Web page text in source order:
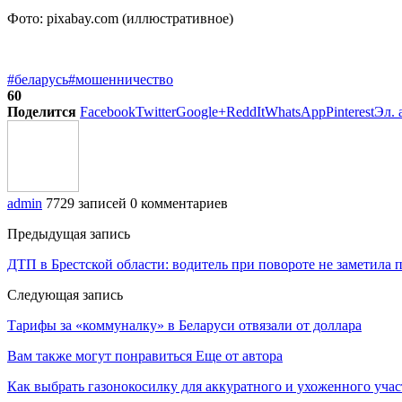
Фото: pixabay.com (иллюстративное)
#беларусь#мошенничество
60
Поделится FacebookTwitterGoogle+ReddItWhatsAppPinterestЭл.
admin 7729 записей 0 комментариев
Предыдущая запись
ДТП в Брестской области: водитель при повороте не заметила
Следующая запись
Тарифы за «коммуналку» в Беларуси отвязали от доллара
Вам также могут понравиться Еще от автора
Как выбрать газонокосилку для аккуратного и ухоженного